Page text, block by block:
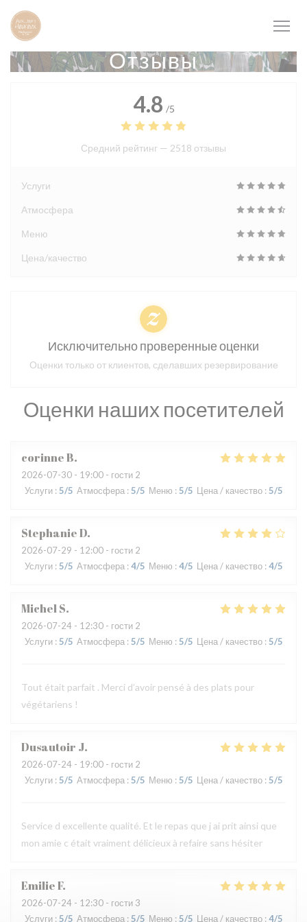
Панель управления cookies
Отзывы
Оценки наших посетителей
corinneB
2026-07-30 - 19:00 - гости 2
Услуги : 5/5 Атмосфера : 5/5 Меню : 5/5 Цена / качество : 5/5
StephanieD
2026-07-29 - 12:00 - гости 2
Услуги : 5/5 Атмосфера : 4/5 Меню : 4/5 Цена / качество : 4/5
MichelS
2026-07-24 - 12:30 - гости 2
Услуги : 5/5 Атмосфера : 5/5 Меню : 5/5 Цена / качество : 5/5
Tout était parfait . Merci d’avoir pensé à des plats pour
végétariens !
Dusautoir J
2026-07-24 - 19:00 - гости 2
Услуги : 5/5 Атмосфера : 5/5 Меню : 5/5 Цена / качество : 5/5
Service d excellente qualité. Et le repas que j ai prit ainsi que
mon amie c était vraiment délicieux à refaire sans hésiter
EmilieF
2026-07-24 - 12:30 - гости 3
Услуги :5/5 Атмосфера : 5/5 Меню : 5/5 Цена / качество : 4/5
4.8 /5
Средний рейтинг — 2518 отзывы
Услуги
Атмосфера
Меню
Цена/качество
Исключительно проверенные оценки
Оценки только от клиентов, сделавших резервирование